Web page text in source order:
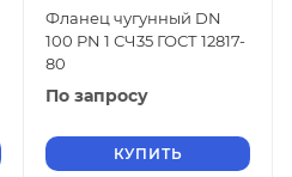
Фланец чугунный DN
100 PN 1 СЧ35 ГОСТ 12817-
80
По запросу
КУПИТЬ